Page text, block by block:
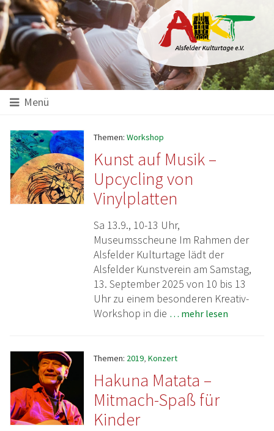
Startseite
Hauptinhalt
Menü
Themen: Workshop
Kunst auf Musik –
Upcycling von
Vinylplatten
Sa 13.9., 10-13 Uhr,
Museumsscheune Im Rahmen der
Alsfelder Kulturtage lädt der
Alsfelder Kunstverein am Samstag,
13. September 2025 von 10 bis 13
Uhr zu einem besonderen Kreativ-
Workshop in die … mehr lesen
Themen: 2019,Konzert
Hakuna Matata –
Mitmach-Spaß für
Kinder